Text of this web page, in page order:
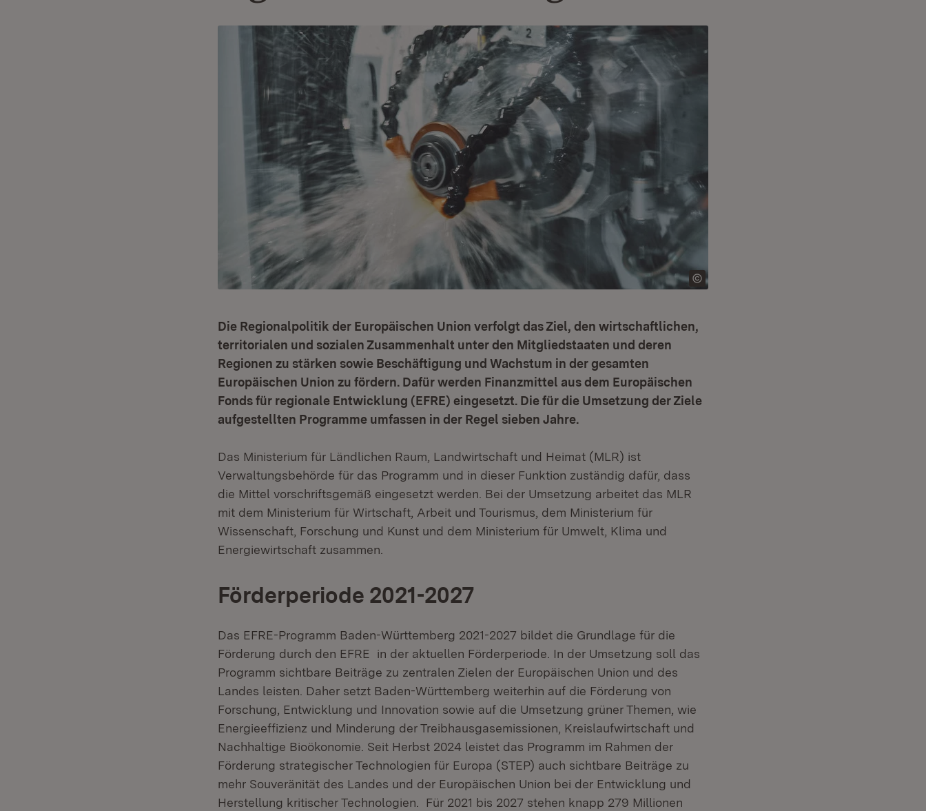
Die Regionalpolitik der Europäischen Union verfolgt das Ziel, den wirtschaftlichen,
territorialen und sozialen Zusammenhalt unter den Mitgliedstaaten und deren
Regionen zu stärken sowie Beschäftigung und Wachstum in der gesamten
Europäischen Union zu fördern. Dafür werden Finanzmittel aus dem Europäischen
Fonds für regionale Entwicklung (EFRE) eingesetzt. Die für die Umsetzung der Ziele
aufgestellten Programme umfassen in der Regel sieben Jahre.
Das Ministerium für Ländlichen Raum, Landwirtschaft und Heimat (MLR) ist
Verwaltungsbehörde für das Programm und in dieser Funktion zuständig dafür, dass
die Mittel vorschriftsgemäß eingesetzt werden. Bei der Umsetzung arbeitet das MLR
mit dem Ministerium für Wirtschaft, Arbeit und Tourismus, dem Ministerium für
Wissenschaft, Forschung und Kunst und dem Ministerium für Umwelt, Klima und
Energiewirtschaft zusammen.
Förderperiode 2021-2027
Das EFRE-Programm Baden-Württemberg 2021-2027 bildet die Grundlage für die
Förderung durch den EFRE in der aktuellen Förderperiode. In der Umsetzung soll das
Programm sichtbare Beiträge zu zentralen Zielen der Europäischen Union und des
Landes leisten. Daher setzt Baden-Württemberg weiterhin auf die Förderung von
Forschung, Entwicklung und Innovation sowie auf die Umsetzung grüner Themen, wie
Energieeffizienz und Minderung der Treibhausgasemissionen, Kreislaufwirtschaft und
Nachhaltige Bioökonomie. Seit Herbst 2024 leistet das Programm im Rahmen der
Förderung strategischer Technologien für Europa (STEP) auch sichtbare Beiträge zu
mehr Souveränität des Landes und der Europäischen Union bei der Entwicklung und
Herstellung kritischer Technologien. Für 2021 bis 2027 stehen knapp 279 Millionen